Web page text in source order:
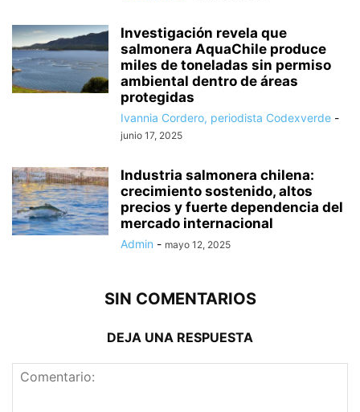
Investigación revela que
salmonera AquaChile produce
miles de toneladas sin permiso
ambiental dentro de áreas
protegidas
Ivannia Cordero, periodista Codexverde -
junio 17, 2025
Industria salmonera chilena:
crecimiento sostenido, altos
precios y fuerte dependencia del
mercado internacional
Admin - mayo 12, 2025
SIN COMENTARIOS
DEJA UNA RESPUESTA